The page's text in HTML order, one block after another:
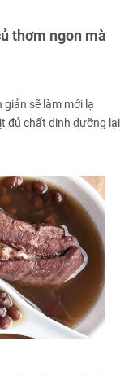
thơm ngon mà
giản sẽ làm mới lạ
đủ chất dinh dưỡng lại